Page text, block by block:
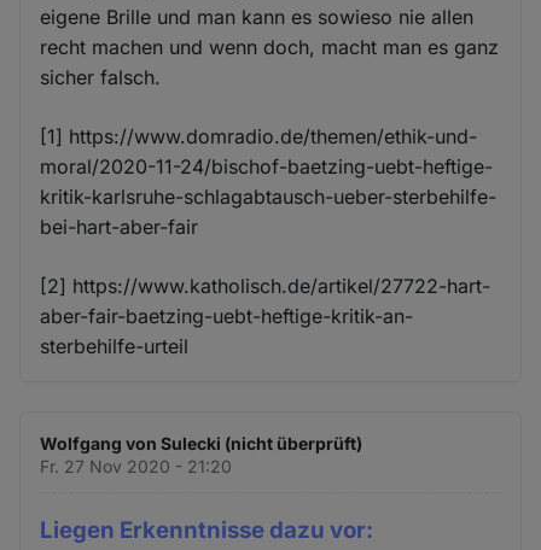
eigene Brille und man kann es sowieso nie allen
recht machen und wenn doch, macht man es ganz
sicher falsch.
[1] https://www.domradio.de/themen/ethik-und-
moral/2020-11-24/bischof-baetzing-uebt-heftige-
kritik-karlsruhe-schlagabtausch-ueber-sterbehilfe-
bei-hart-aber-fair
[2] https://www.katholisch.de/artikel/27722-hart-
aber-fair-baetzing-uebt-heftige-kritik-an-
sterbehilfe-urteil
Wolfgang von Sulecki (nicht überprüft)
Fr. 27 Nov 2020 - 21:20
Liegen Erkenntnisse dazu vor: